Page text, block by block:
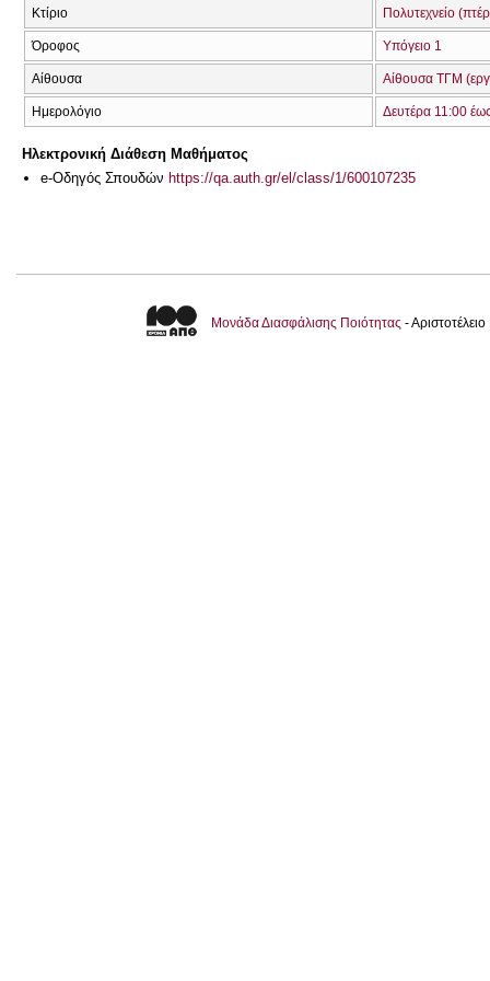
Κτίριο Πολυτεχνείο
Όροφος Υπόγειο 1
Αίθουσα Αίθουσα ΤΓΜ
Ημερολόγιο Δευτέρα 11:00
Ηλεκτρονική Διάθεση Μαθήματος
e-Οδηγός Σπουδών https://qa.auth.gr/el/class/1/600107235
Μονάδα Διασφάλισης Ποιότητας -